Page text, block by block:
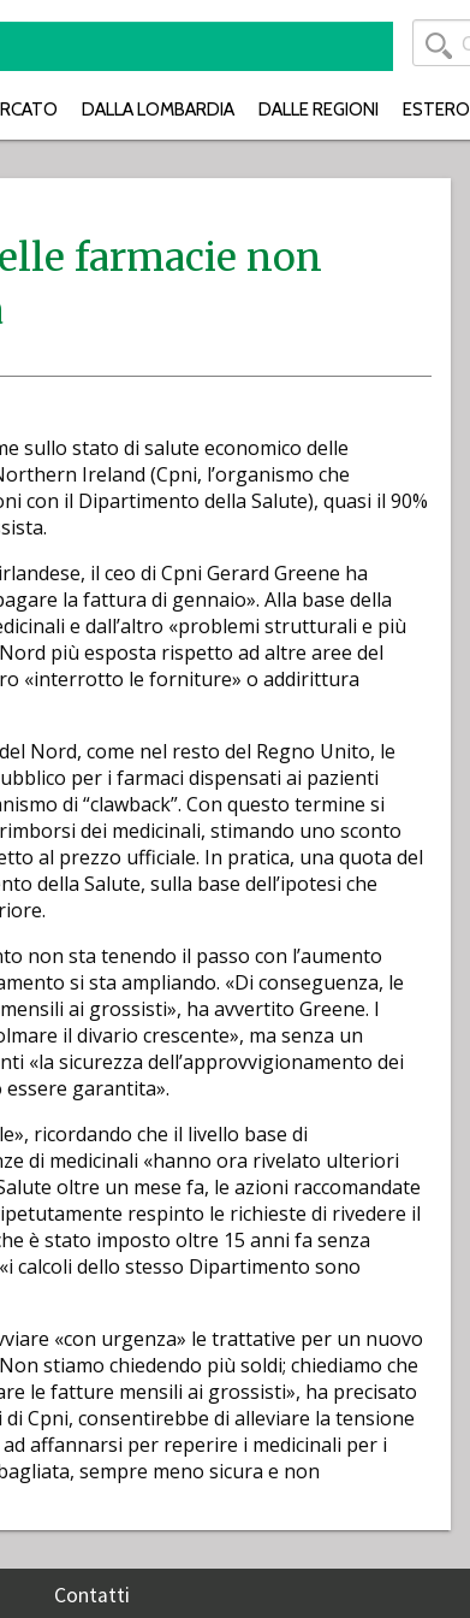
DALLA LOMBARDIA DALLE REGIONI ESTERO
farmacie non
sullo stato di salute economico delle
Ireland (Cpni, l’organismo che
con il Dipartimento della Salute), quasi il 90%
il ceo di Cpni Gerard Greene ha
la fattura di gennaio». Alla base della
e dall’altro «problemi strutturali e più
più esposta rispetto ad altre aree del
«interrotto le forniture» o addirittura
Nord, come nel resto del Regno Unito, le
per i farmaci dispensati ai pazienti
di “clawback”. Con questo termine si
dei medicinali, stimando uno sconto
al prezzo ufficiale. In pratica, una quota del
della Salute, sulla base dell’ipotesi che
non sta tenendo il passo con l’aumento
si sta ampliando. «Di conseguenza, le
ai grossisti», ha avvertito Greene. I
il divario crescente», ma senza un
«la sicurezza dell’approvvigionamento dei
garantita».
ricordando che il livello base di
di medicinali «hanno ora rivelato ulteriori
oltre un mese fa, le azioni raccomandate
respinto le richieste di rivedere il
è stato imposto oltre 15 anni fa senza
calcoli dello stesso Dipartimento sono
«con urgenza» le trattative per un nuovo
stiamo chiedendo più soldi; chiediamo che
le fatture mensili ai grossisti», ha precisato
Cpni, consentirebbe di alleviare la tensione
affannarsi per reperire i medicinali per i
sempre meno sicura e non
Contatti